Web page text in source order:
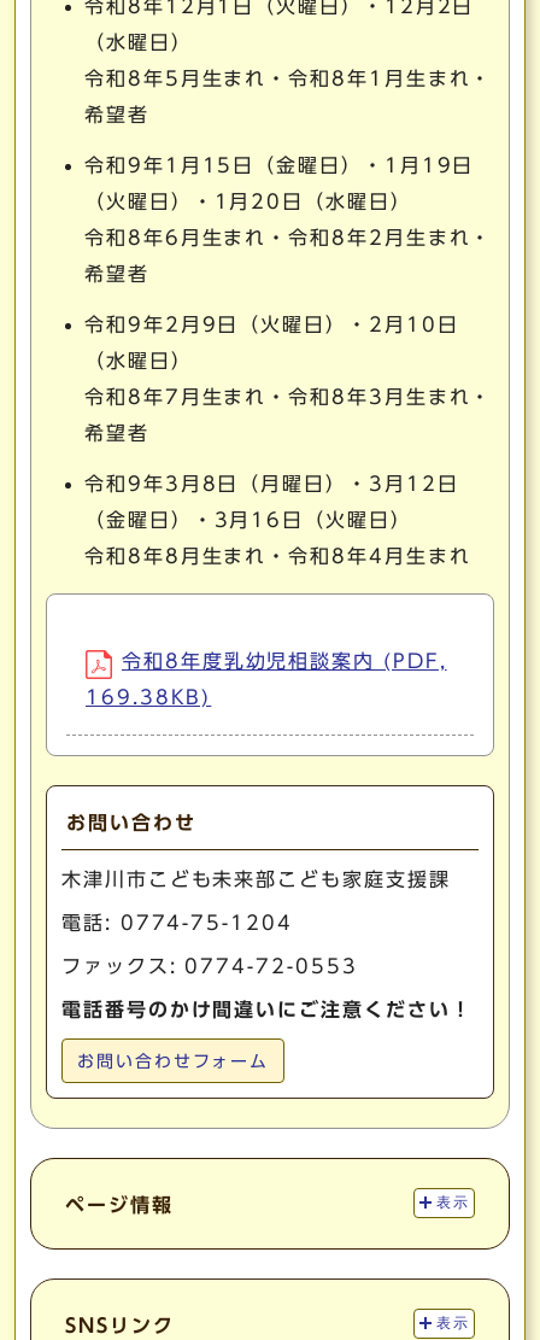
令和8年12月1日（火曜日）・12月2日
（水曜日）
令和8年5月生まれ・令和8年1月生まれ・
希望者
令和9年1月15日（金曜日）・1月19日
（火曜日）・1月20日（水曜日）
令和8年6月生まれ・令和8年2月生まれ・
希望者
令和9年2月9日（火曜日）・2月10日
（水曜日）
令和8年7月生まれ・令和8年3月生まれ・
希望者
令和9年3月8日（月曜日）・3月12日
（金曜日）・3月16日（火曜日）
令和8年8月生まれ・令和8年4月生まれ
令和8年度乳幼児相談案内 (PDF,
169.38KB)
お問い合わせ
木津川市こども未来部こども家庭支援課
電話: 0774-75-1204
ファックス: 0774-72-0553
電話番号のかけ間違いにご注意ください！
お問い合わせフォーム
ページ情報 表示
SNSリンク 表示